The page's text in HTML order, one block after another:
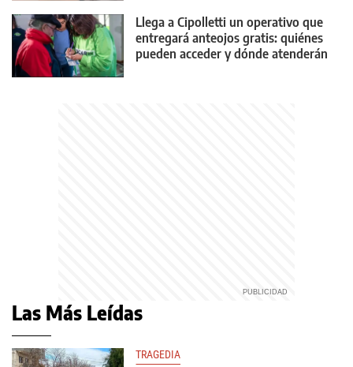
Llega a Cipolletti un operativo que
entregará anteojos gratis: quiénes
pueden acceder y dónde atenderán
Las Más Leídas
TRAGEDIA